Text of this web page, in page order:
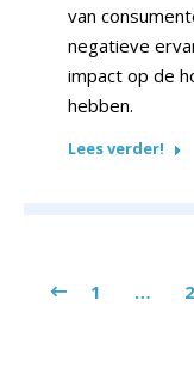
van
negatieve
impact op de
hebben.
Lees verder!
1 …